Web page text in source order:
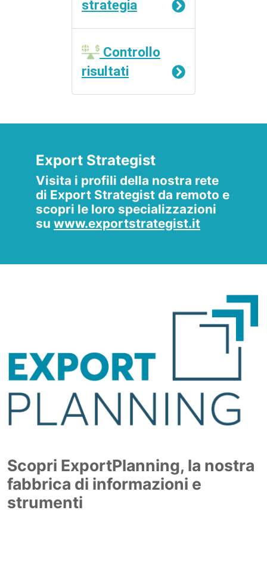
strategia
Controllo
risultati
Export Strategist
Visita i profili della nostra rete
di Export Strategist da remoto e
scopri le loro specializzazioni
su www.exportstrategist.it
Scopri ExportPlanning, la nostra
fabbrica di informazioni e
strumenti